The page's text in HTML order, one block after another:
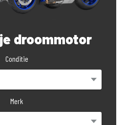
droommotor
Conditie
Merk